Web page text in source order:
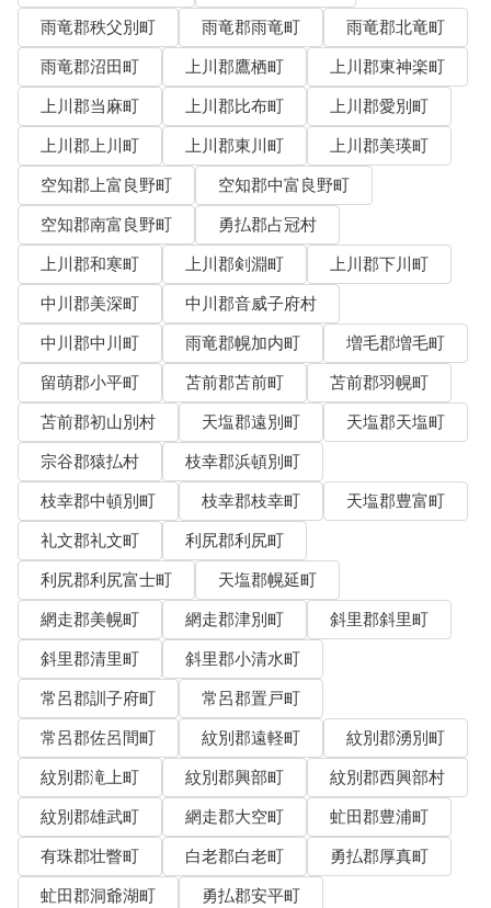
雨竜郡秩父別町
雨竜郡雨竜町
雨竜郡北竜町
雨竜郡沼田町
上川郡鷹栖町
上川郡東神楽町
上川郡当麻町
上川郡比布町
上川郡愛別町
上川郡上川町
上川郡東川町
上川郡美瑛町
空知郡上富良野町
空知郡中富良野町
空知郡南富良野町
勇払郡占冠村
上川郡和寒町
上川郡剣淵町
上川郡下川町
中川郡美深町
中川郡音威子府村
中川郡中川町
雨竜郡幌加内町
増毛郡増毛町
留萌郡小平町
苫前郡苫前町
苫前郡羽幌町
苫前郡初山別村
天塩郡遠別町
天塩郡天塩町
宗谷郡猿払村
枝幸郡浜頓別町
枝幸郡中頓別町
枝幸郡枝幸町
天塩郡豊富町
礼文郡礼文町
利尻郡利尻町
利尻郡利尻富士町
天塩郡幌延町
網走郡美幌町
網走郡津別町
斜里郡斜里町
斜里郡清里町
斜里郡小清水町
常呂郡訓子府町
常呂郡置戸町
常呂郡佐呂間町
紋別郡遠軽町
紋別郡湧別町
紋別郡滝上町
紋別郡興部町
紋別郡西興部村
紋別郡雄武町
網走郡大空町
虻田郡豊浦町
有珠郡壮瞥町
白老郡白老町
勇払郡厚真町
虻田郡洞爺湖町
勇払郡安平町